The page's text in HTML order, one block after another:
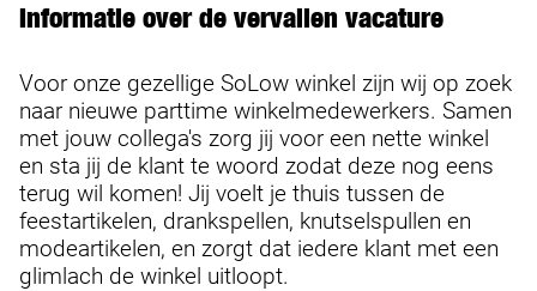
Informatie over de vervallen vacature
Voor onze gezellige SoLow winkel zijn wij op zoek
naar nieuwe parttime winkelmedewerkers. Samen
met jouw collega's zorg jij voor een nette winkel
en sta jij de klant te woord zodat deze nog eens
terug wil komen! Jij voelt je thuis tussen de
feestartikelen, drankspellen, knutselspullen en
modeartikelen, en zorgt dat iedere klant met een
glimlach de winkel uitloopt.